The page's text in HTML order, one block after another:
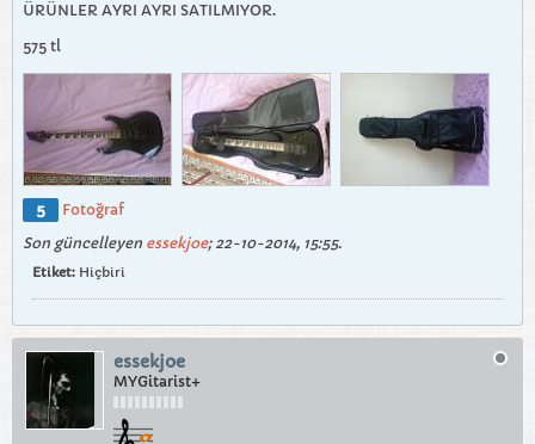
ÜRÜNLER AYRI AYRI SATILMIYOR.
575 tl
5
Fotoğraf
Son güncelleyen essekjoe; 22-10-2014, 15:55.
Etiket: Hiçbiri
essekjoe
MYGitarist+